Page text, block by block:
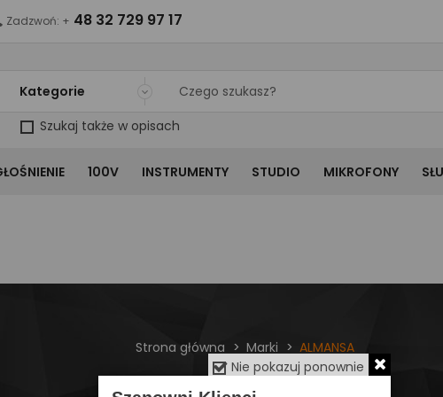
Kategorie
Szukaj także w opisach
Zadzwoń: + 48 32 729 97 17
100V INSTRUMENTY STUDIO MIKROFONY
Strona główna Marki ALMANSA
Nie pokazuj ponownie